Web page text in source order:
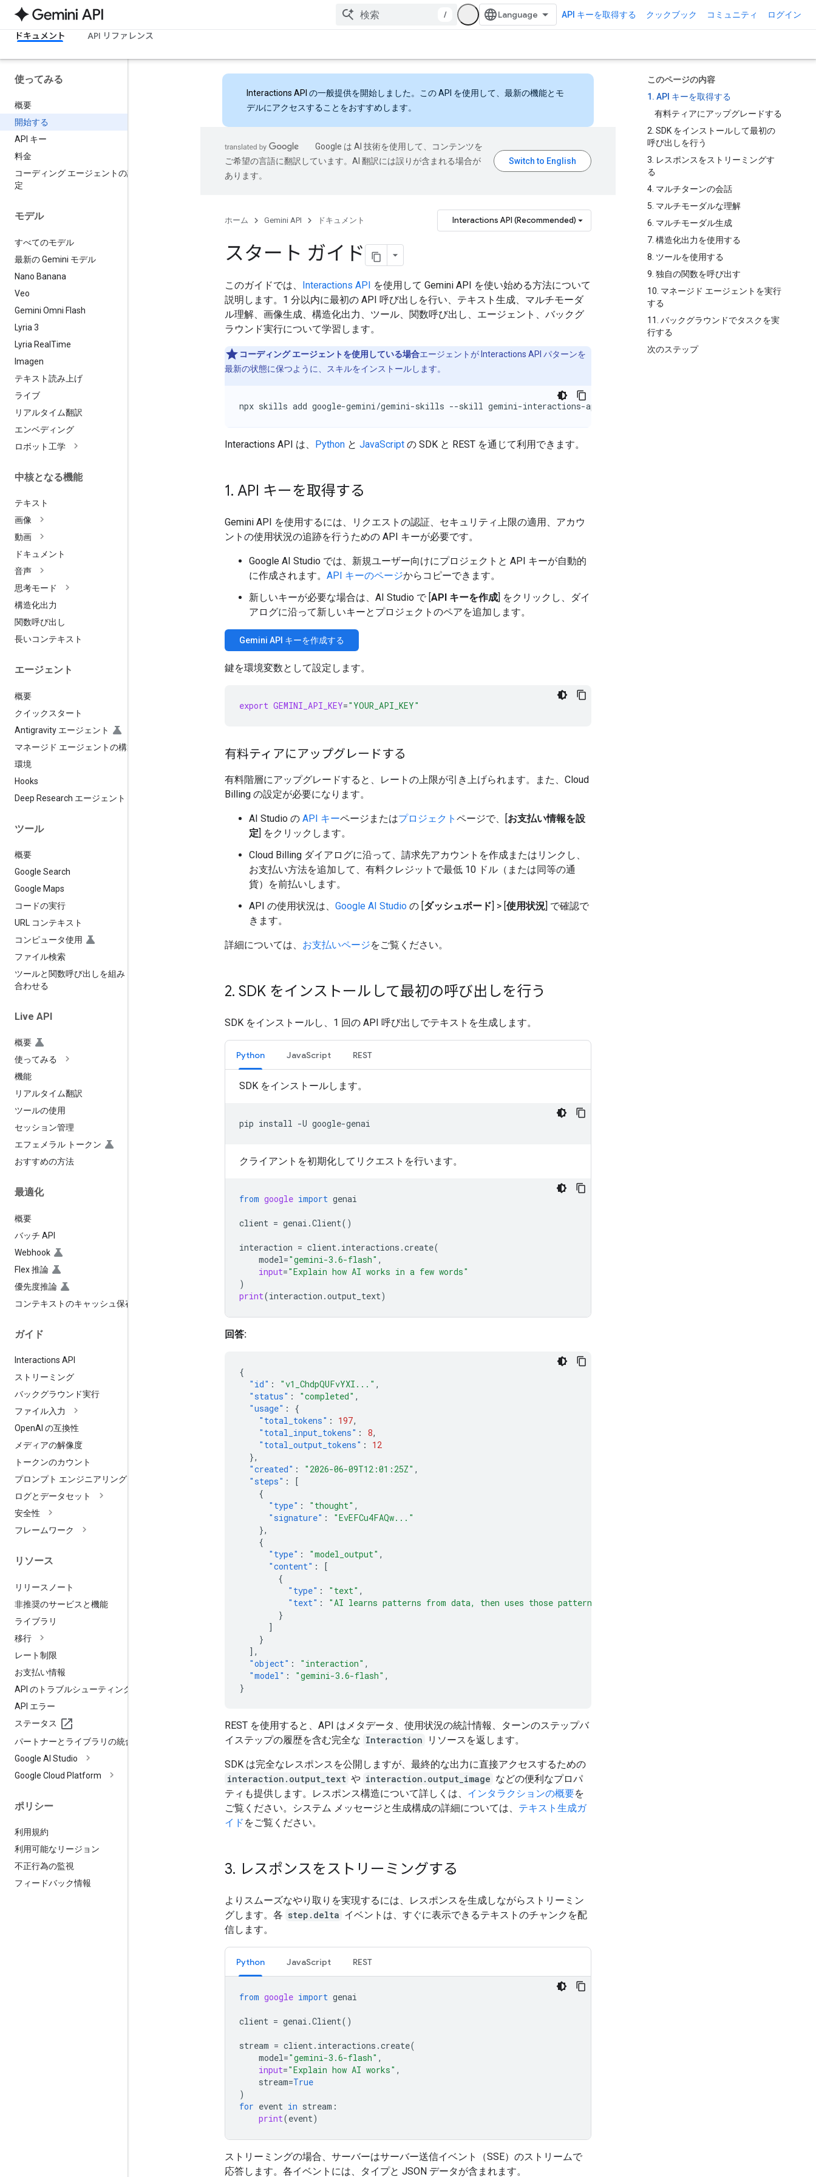
/ API キーを取得する クックブック コミュニティ ログイン
ドキュメント API リファレンス
使ってみる
概要
開始する
API キー
料金
コーディング エージェントの設
定
モデル
すべてのモデル
最新の Gemini モデル
Nano Banana
Veo
Gemini Omni Flash
Lyria 3
Lyria Real Time
Imagen
テキスト読み上げ
ライブ
リアルタイム翻訳
エンベディング
ロボット工学
中核となる機能
テキスト
画像
動画
ドキュメント
音声
思考モード
構造化出力
関数呼び出し
長いコンテキスト
エージェント
概要
クイックスタート
Antigravity エージェント
マネージド エージェントの構築
環境
Hooks
Deep Research エージェント
ツール
概要
Google Search
Google Maps
コードの実行
URL コンテキスト
コンピュータ使用
ファイル検索
ツールと関数呼び出しを組み
合わせる
Live API
概要
使ってみる
機能
リアルタイム翻訳
ツールの使用
セッション管理
エフェメラル トークン
おすすめの方法
最適化
概要
バッチ API
Webhook
Flex 推論
優先度推論
コンテキストのキャッシュ保存
ガイド
Interactions API
ストリーミング
バックグラウンド実行
ファイル入力
OpenAI の互換性
メディアの解像度
トークンのカウント
プロンプト エンジニアリング
ログとデータセット
安全性
フレームワーク
リソース
リリースノート
非推奨のサービスと機能
ライブラリ
移行
レート制限
お支払い情報
API のトラブルシューティング
API エラー
ステータス
パートナーとライブラリの統合
Google AI Studio
Google Cloud Platform
ポリシー
利用規約
利用可能なリージョン
不正行為の監視
フィードバック情報
このページの内容
1. API キーを取得する
有料ティアにアップグレードする
2. SDK をインストールして最初の
呼び出しを行う
3. レスポンスをストリーミングす
る
4. マルチターンの会話
5. マルチモーダルな理解
6. マルチモーダル生成
7. 構造化出力を使用する
8. ツールを使用する
9. 独自の関数を呼び出す
10. マネージド エージェントを実行
する
11. バックグラウンドでタスクを実
行する
次のステップ
Interactions API の一般提供を開始しました。この API を使用して、最新の機能とモ
デルにアクセスすることをおすすめします。
Google は AI 技術を使用して、コンテンツを
ご希望の言語に翻訳しています。AI 翻訳には誤りが含まれる場合が
あります。
ホーム Gemini API ドキュメント Interactions API (Recommended)
スタート ガイド
このガイドでは、 Interactions API を使用して Gemini API を使い始める方法について
説明します。1 分以内に最初の API 呼び出しを行い、テキスト生成、マルチモーダ
ル理解、画像生成、構造化出力、ツール、関数呼び出し、エージェント、バックグ
ラウンド実行について学習します。
コーディング エージェントを使用している場合エージェントが Interactions API パターンを
最新の状態に保つように、スキルをインストールします。
npx skills add google-gemini/gemini-skills --skill gemini-interactions-api
Interactions API は、 Python と JavaScript の SDK と REST を通じて利用できます。
1. API キーを取得する
Gemini API を使用するには、リクエストの認証、セキュリティ上限の適用、アカウ
ントの使用状況の追跡を行うための API キーが必要です。
Google AI Studio では、新規ユーザー向けにプロジェクトと API キーが自動的
に作成されます。 API キーのページからコピーできます。
新しいキーが必要な場合は、AI Studio で [API キーを作成] をクリックし、ダイ
アログに沿って新しいキーとプロジェクトのペアを追加します。
Gemini API キーを作成する
鍵を環境変数として設定します。
export GEMINI_API_KEY="YOUR_API_KEY"
有料ティアにアップグレードする
有料階層にアップグレードすると、レートの上限が引き上げられます。また、Cloud
Billing の設定が必要になります。
AI Studio の API キーページまたはプロジェクト ページで、[お支払い情報を設
定] をクリックします。
Cloud Billing ダイアログに沿って、請求先アカウントを作成またはリンクし、
お支払い方法を追加して、有料クレジットで最低 10 ドル（または同等の通
貨）を前払いします。
API の使用状況は、 Google AI Studio の [ダッシュボード] > [使用状況] で確認で
きます。
詳細については、 お支払いページをご覧ください。
2. SDK をインストールして最初の呼び出しを行う
SDK をインストールし、1 回の API 呼び出しでテキストを生成します。
Python JavaScript REST
SDK をインストールします。
pip install -U
クライアントを初期化してリクエストを行います。
from google import genai
client = genai .Client()
interaction = client. interactions .create(
model="gemini-3.6-flash" ,
input="Explain how AI works in a few words"
)
print(interaction .output_text)
回答:
{
"id" : "v1_ChdpQUFvYXI..." ,
"status" : "completed" ,
"usage" :
{
"total_tokens" : 197,
"total_input_tokens" : 8,
"total_output_tokens" :
12
},
"created" : "2026-06-09T12:01:25Z" ,
"steps" :
[
{
"type" : "thought" ,
"signature" :
"EvEFCu4FAQw..."
},
{
"type" : "model_output" ,
"content" :
[
{
"type" : "text" ,
"text" :
"AI learns patterns from data, then uses those patterns to make predictions or decisions on new
}
]
}
],
"object" : "interaction" ,
"model" : "gemini-3.6-flash" ,
}
REST を使用すると、API はメタデータ、使用状況の統計情報、ターンのステップバ
イステップの履歴を含む完全な Interaction リソースを返します。
SDK は完全なレスポンスを公開しますが、最終的な出力に直接アクセスするための
interaction.output_text や interaction.output_image などの便利なプロパ
ティも提供します。レスポンス構造について詳しくは、 インタラクションの概要を
ご覧ください。システム メッセージと生成構成の詳細については、 テキスト生成ガ
イド をご覧ください。
3. レスポンスをストリーミングする
よりスムーズなやり取りを実現するには、レスポンスを生成しながらストリーミン
グします。各 step.delta イベントは、すぐに表示できるテキストのチャンクを配
信します。
Python JavaScript REST
from google import genai
client = genai .Client()
stream = client. interactions .create(
model="gemini-3.6-flash" ,
input="Explain how AI works" ,
stream=True
)
for event in stream :
print(event)
ストリーミングの場合、サーバーはサーバー送信イベント（SSE）のストリームで
応答します。各イベントには、タイプと JSON データが含まれます。